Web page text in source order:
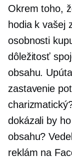
Okrem toho,
hodia k vašej
osobnosti
dôležitosť
obsahu.
zastavenie
dokázali by
obsahu?
reklám na